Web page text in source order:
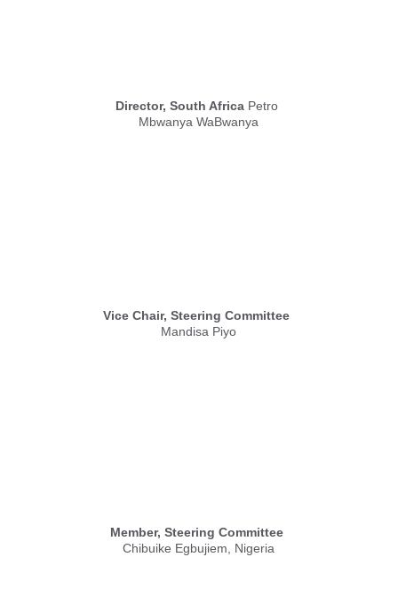
Director, South Africa Petro
Mbwanya WaBwanya
Vice Chair, Steering Committee
Mandisa Piyo
Member, Steering Committee
Chibuike Egbujiem, Nigeria